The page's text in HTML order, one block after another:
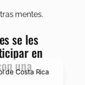
mentes.
se les
en
una
de Costa Rica